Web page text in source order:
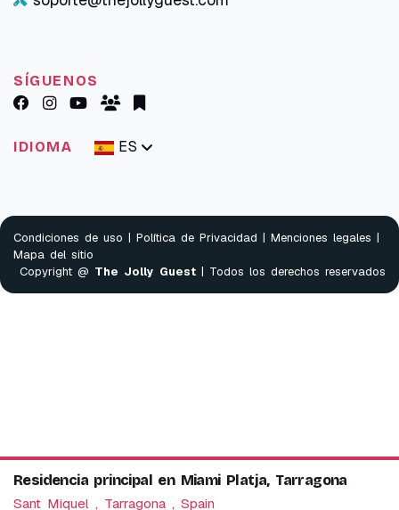
Residencia principal en Miami Platja, Tarragona
Sant Miquel , Tarragona , Spain
SÍGUENOS
IDIOMA ES
Condiciones de uso | Política de Privacidad | Menciones legales |
Mapa del sitio
Copyright @ The Jolly Guest | Todos los derechos reservados